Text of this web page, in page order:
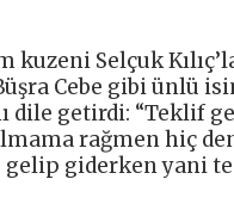
Selçuk
Cebe gibi ünlü
dile getirdi: “Teklif
rağmen hiç
gelip giderken yani